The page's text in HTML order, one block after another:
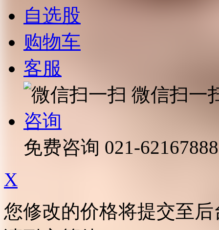
自选股
购物车
客服
微信扫一
咨询
免费咨询 021-62167888
X
您修改的价格将提交至